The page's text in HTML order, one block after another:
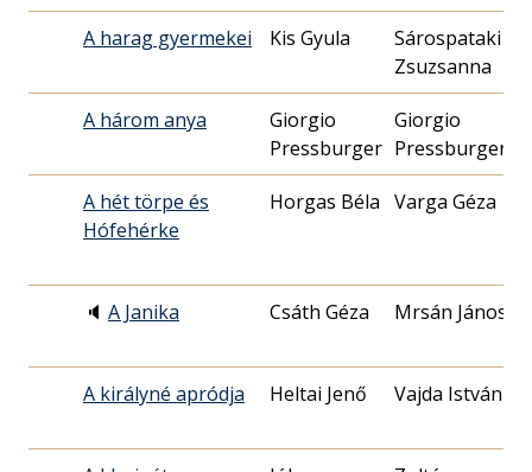
A harag gyermekei Kis Gyula
Sárospataki
Zsuzsanna
A három anya
Giorgio
Pressburger
Giorgio
Pressburger
A hét törpe és
Hófehérke
Horgas Béla Varga Géza
🔈 A Janika Csáth Géza Mrsán János
A királyné apródja Heltai Jenő Vajda István